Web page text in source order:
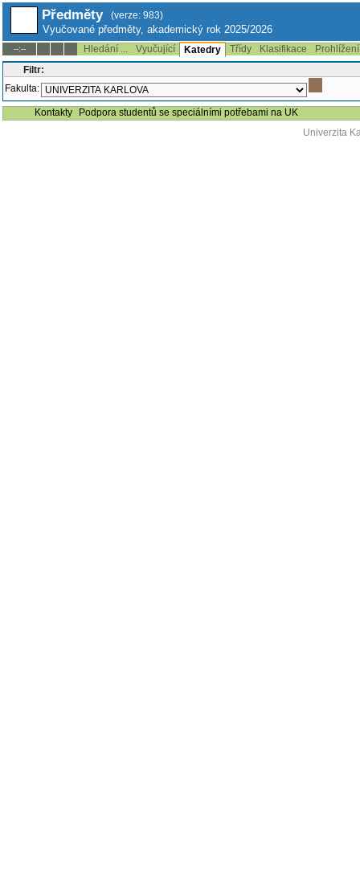
Předměty (verze: 983)
Vyučované předměty, akademický rok 2025/2026
--:-- Hledání ... Vyučující Katedry Třídy Klasifikace
Filtr:
Fakulta:
Kontakty
Podpora studentů se speciálními potřebami na UK
Univerzita